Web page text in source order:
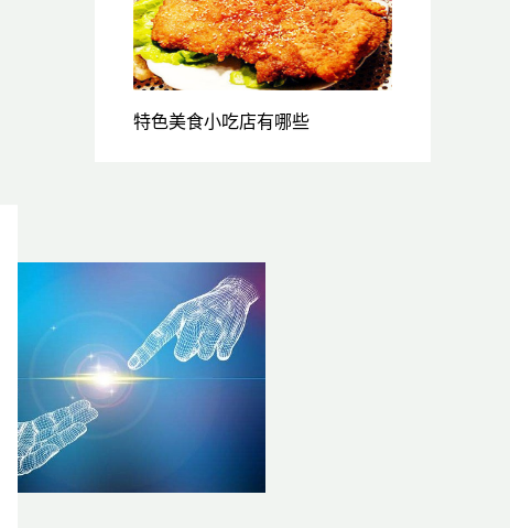
特色美食小吃店有哪些